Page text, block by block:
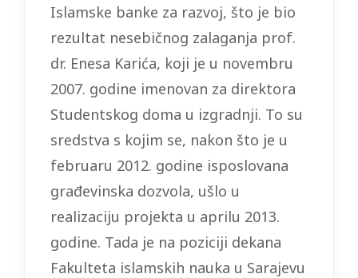
Islamske banke za razvoj, što je bio
rezultat nesebičnog zalaganja prof.
dr. Enesa Karića, koji je u novembru
2007. godine imenovan za direktora
Studentskog doma u izgradnji. To su
sredstva s kojim se, nakon što je u
februaru 2012. godine isposlovana
građevinska dozvola, ušlo u
realizaciju projekta u aprilu 2013.
godine. Tada je na poziciji dekana
Fakulteta islamskih nauka u Sarajevu